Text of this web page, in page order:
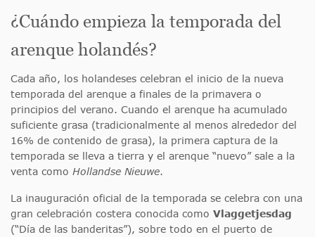
¿Cuándo empieza la temporada del
arenque holandés?
Cada año, los holandeses celebran el inicio de la nueva
temporada del arenque a finales de la primavera o
principios del verano. Cuando el arenque ha acumulado
suficiente grasa (tradicionalmente al menos alrededor del
16% de contenido de grasa), la primera captura de la
temporada se lleva a tierra y el arenque “nuevo” sale a la
venta como Hollandse Nieuwe.
La inauguración oficial de la temporada se celebra con una
gran celebración costera conocida como Vlaggetjesdag
(“Día de las banderitas”), sobre todo en el puerto de